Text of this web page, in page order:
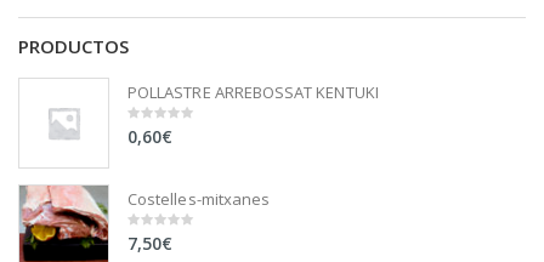
PRODUCTOS
POLLASTRE ARREBOSSAT KENTUKI
0
out
0,60€
Costelles-mitxanes
0
out
7,50€